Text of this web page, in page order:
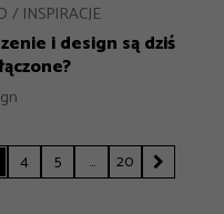
INSPIRACJE
i design są dziś
4 5 … 20 